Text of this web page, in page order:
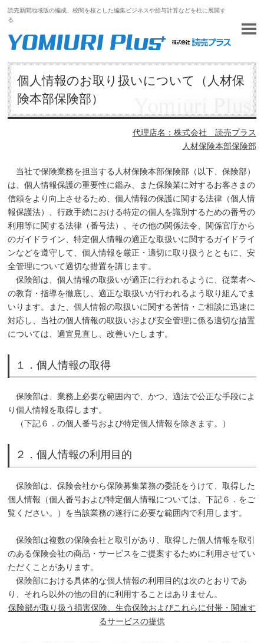
読売新聞地域版の編成、校閲を核とした編集ビジネスや給与計算などを柱に展開す
る
個人情報のお取り扱いについて（人材保
険本部保険部）
代理店名：株式会社 読売プラス
人材保険本部保険部
当社で保険業務を担当する人材保険本部保険部（以下、保険部）
は、個人情報保護の重要性に鑑み、また保険業に対するお客さまの
信頼をより向上させるため、個人情報の保護に関する法律（個人情
報保護法）、行政手続における特定の個人を識別するための番号の
利用等に関する法律（番号法）、その他の関係法令、関係官庁から
のガイドライン、特定個人情報の適正な取扱いに関するガイドライ
ンなどを遵守して、個人情報を厳正・適切に取り扱うとともに、安
全管理について適切な措置を講じます。
保険部は、個人情報の取扱いが適正に行われるように、従業者へ
の教育・指導を徹底し、適正な取扱いが行われるよう取り組んでま
いります。また、個人情報の取扱いに関する苦情・ご相談に迅速に
対応し、当社の個人情報の取扱いおよび安全管理に係る適切な措置
については、適宜見直し、改善いたします。
１．個人情報の取得
保険部は、業務上必要な範囲内で、かつ、適法で公正な手段によ
り個人情報を取得します。
（下記６．の個人番号および特定個人情報を除きます。）
２．個人情報の利用目的
保険部は、保険会社から保険募集業務の委託をうけて、取得した
個人情報（個人番号および特定個人情報については、下記６．をご
覧ください。）を当該業務の遂行に必要な範囲内で利用します。
保険部は複数の保険会社と取引があり、取得した個人情報を取引
のある保険会社の商品・サービスをご提案するために利用させてい
ただくことがあります。
保険部における具体的な個人情報の利用目的は次のとおりであ
り、それら以外の他の目的に利用することはありません。
保険部が取り扱う損害保険、生命保険およびこれらに付帯・関連す
るサービスの提供